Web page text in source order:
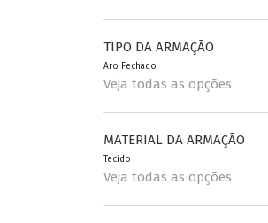
TIPO DA ARMAÇÃO
Aro Fechado
Veja todas as opções
MATERIAL DA ARMAÇÃO
Tecido
Veja todas as opções